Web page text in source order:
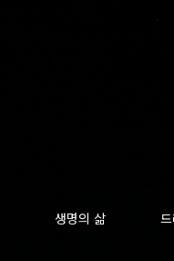
생명의 삶